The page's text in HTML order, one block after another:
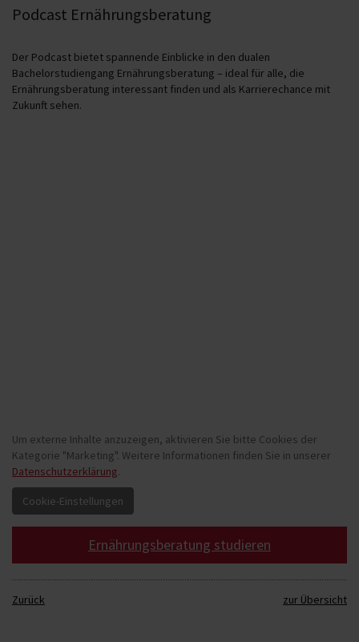
Podcast Ernährungsberatung
Der Podcast bietet spannende Einblicke in den dualen
Bachelorstudiengang Ernährungsberatung – ideal für alle, die
Ernährungsberatung interessant finden und als Karrierechance mit
Zukunft sehen.
Um externe Inhalte anzuzeigen, aktivieren Sie bitte Cookies der
Kategorie "Marketing". Weitere Informationen finden Sie in unserer
Datenschutzerklärung.
Ernährungsberatung studieren
Zurück zur Übersicht